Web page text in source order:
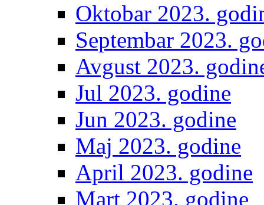
Oktobar 2023.
Septembar 2023.
Avgust 2023.
Jul 2023. godine
Jun 2023. godine
Maj 2023. godine
April 2023. godine
Mart 2023. godine